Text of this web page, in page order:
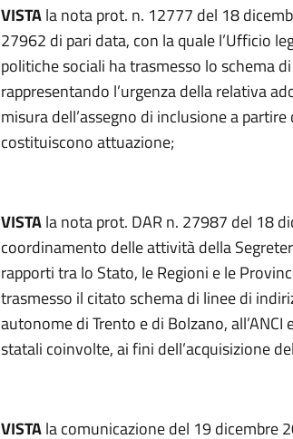
VISTAla nota prot. n. 12777 del 18
27962 di pari data, con la quale l’Ufficio
politiche sociali ha trasmesso lo schema
rappresentando l’urgenza della relativa
misura dell’assegno di inclusione a
costituiscono attuazione;
VISTAla nota prot. DAR n. 27987 del 18
coordinamento delle attività della
rapporti tra lo Stato, le Regioni e le
trasmesso il citato schema di linee di
autonome di Trento e di Bolzano,
statali coinvolte, ai fini dell’acquisizione
VISTAla comunicazione del 19 dicembre